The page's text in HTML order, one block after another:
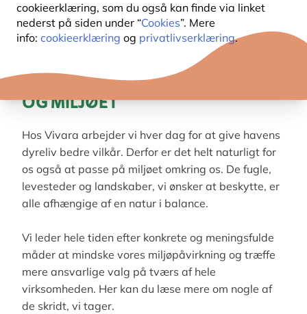
cookieerklæring, som du også kan finde via linket
nederst på siden under “Cookies”. Mere
info: cookieerklæring og privatlivserklæring.
VORES ANSVAR FOR NATUREN
OG MILJØET
Hos Vivara arbejder vi hver dag for at give havens
dyreliv bedre vilkår. Derfor er det helt naturligt for
os også at passe på miljøet omkring os. De fugle,
levesteder og landskaber, vi ønsker at beskytte, er
alle afhængige af en natur i balance.
Vi leder hele tiden efter konkrete og meningsfulde
måder at mindske vores miljøpåvirkning og træffe
mere ansvarlige valg på tværs af hele
virksomheden. Her kan du læse mere om nogle af
de skridt, vi tager.